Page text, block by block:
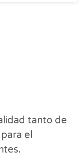
tanto de
el